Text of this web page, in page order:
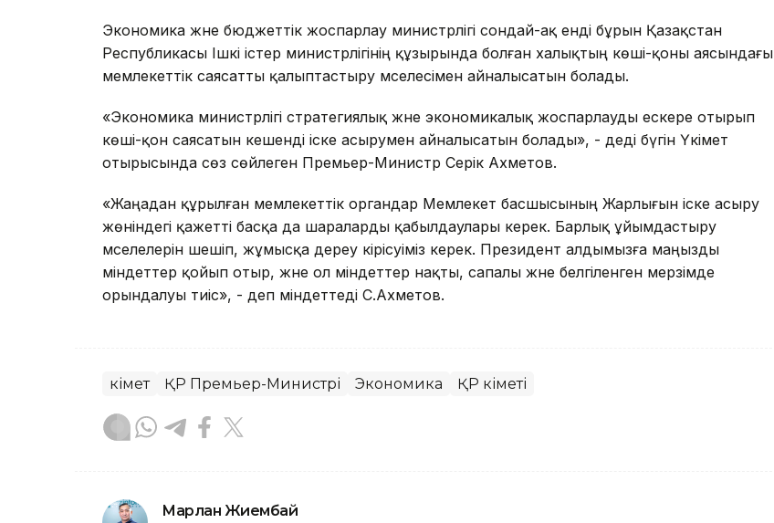
Экономика және бюджеттік жоспарлау министрлігі сондай-ақ енді бұрын Қазақстан
Республикасы Ішкі істер министрлігінің құзырында болған халықтың көші-қоны аясындағы
мемлекеттік саясатты қалыптастыру мәселесімен айналысатын болады.
«Экономика министрлігі стратегиялық және экономикалық жоспарлауды ескере отырып
көші-қон cаясатын кешенді іске асырумен айналысатын болады», - деді бүгін Үкімет
отырысында сөз сөйлеген Премьер-Министр Серік Ахметов.
«Жаңадан құрылған мемлекеттік органдар Мемлекет басшысының Жарлығын іске асыру
жөніндегі қажетті басқа да шараларды қабылдаулары керек. Барлық ұйымдастыру
мәселелерін шешіп, жұмысқа дереу кірісуіміз керек. Президент алдымызға маңызды
міндеттер қойып отыр, және ол міндеттер нақты, сапалы және белгіленген мерзімде
орындалуы тиіс», - деп міндеттеді С.Ахметов.
Үкімет ҚР Премьер-Министрі Экономика ҚР Үкіметі
Марлан Жиембай